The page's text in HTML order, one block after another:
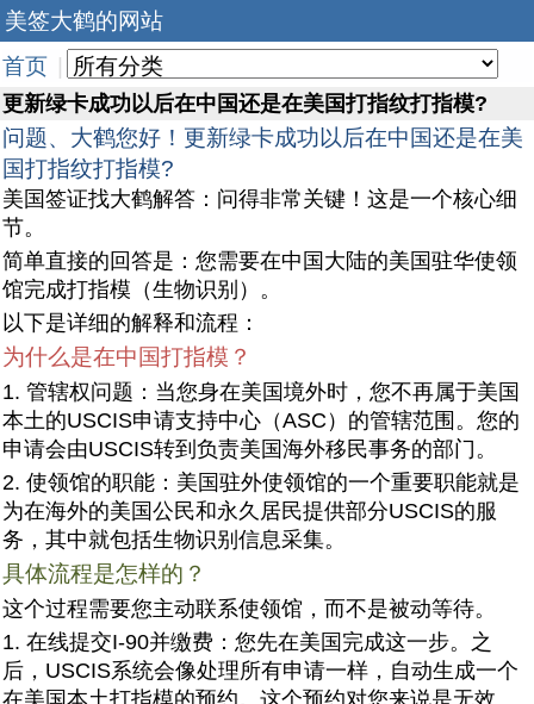
美签大鹤的网站
首页
更新绿卡成功以后在中国还是在美国打指纹打指模?
问题、大鹤您好！更新绿卡成功以后在中国还是在美
国打指纹打指模?
美国签证找大鹤解答：问得非常关键！这是一个核心细
节。
简单直接的回答是：您需要在中国大陆的美国驻华使领
馆完成打指模（生物识别）。
以下是详细的解释和流程：
为什么是在中国打指模？
1. 管辖权问题：当您身在美国境外时，您不再属于美国
本土的USCIS申请支持中心（ASC）的管辖范围。您的
申请会由USCIS转到负责美国海外移民事务的部门。
2. 使领馆的职能：美国驻外使领馆的一个重要职能就是
为在海外的美国公民和永久居民提供部分USCIS的服
务，其中就包括生物识别信息采集。
具体流程是怎样的？
这个过程需要您主动联系使领馆，而不是被动等待。
1. 在线提交I-90并缴费：您先在美国完成这一步。之
后，USCIS系统会像处理所有申请一样，自动生成一个
在美国本土打指模的预约。这个预约对您来说是无效